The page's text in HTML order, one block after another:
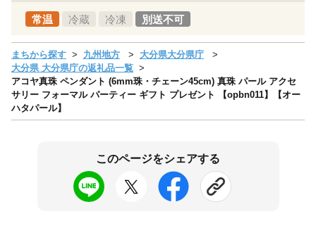
常温 冷蔵 冷凍 別送不可
まちから探す 九州地方
大分県大分県庁
大分県 大分県庁の返礼品一覧
アコヤ真珠 ペンダント (6mm珠・チェーン45cm) 真珠 パール アクセ
サリー フォーマル パーティー ギフト プレゼント 【opbn011】【オー
ハタパール】
このページをシェアする